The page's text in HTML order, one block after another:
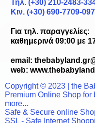
Τηλ. (+30) 210-2483-
Κιν. (+30) 690-7709-097
Για τηλ. παραγγελίες:
καθημερινά 09:00 με
email:
web: www.
Copyright © 2023 | the
Premium Online Shop for
more...
Safe & Secure online
SSL - Safe Internet